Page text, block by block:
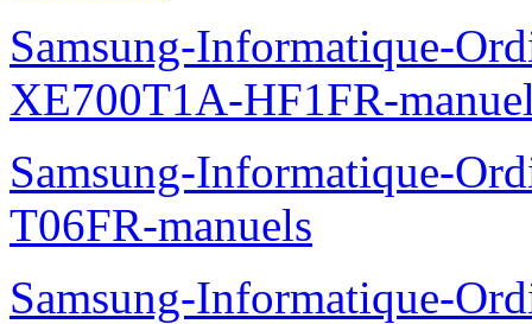
Samsung-Informatique-
XE700T1A-HF1FR-
Samsung-Informatique-
T06FR-manuels
Samsung-Informatique-